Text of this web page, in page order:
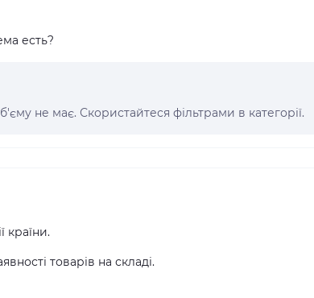
есть?
не має. Скористайтеся фільтрами в категорії.
країни.
товарів на складі.